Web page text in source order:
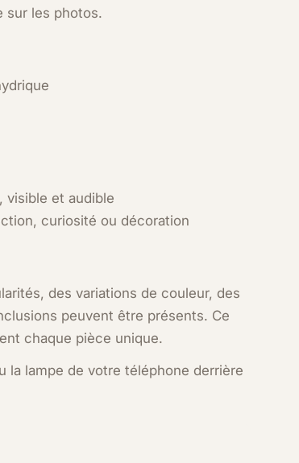
sur les photos.
visible et audible
curiosité ou décoration
des variations de couleur, des
peuvent être présents. Ce
chaque pièce unique.
la lampe de votre téléphone derrière